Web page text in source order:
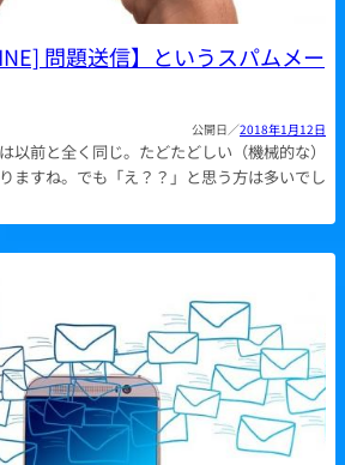
問題送信】というスパムメー
2018年1月12日
以前と全く同じ。たどたどしい（機械的な）
ますね。でも「え？？」と思う方は多いでし